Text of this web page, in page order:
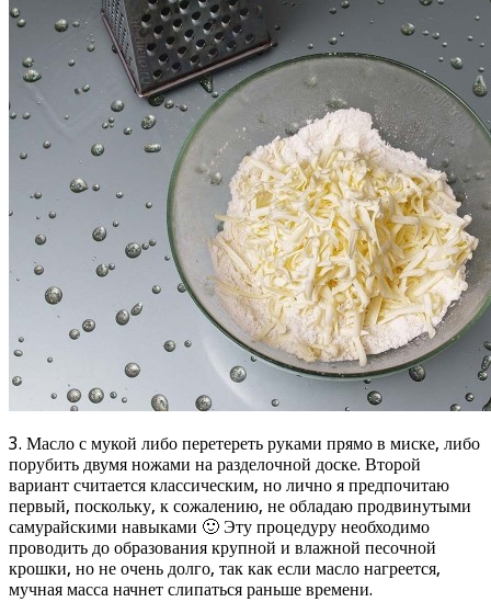
3. Масло с мукой либо перетереть руками прямо в миске, либо
порубить двумя ножами на разделочной доске. Второй
вариант считается классическим, но лично я предпочитаю
первый, поскольку, к сожалению, не обладаю продвинутыми
самурайскими навыками 🙂 Эту процедуру необходимо
проводить до образования крупной и влажной песочной
крошки, но не очень долго, так как если масло нагреется,
мучная масса начнет слипаться раньше времени.